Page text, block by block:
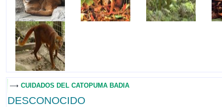
CUIDADOS DEL CATOPUMA BADIA
DESCONOCIDO